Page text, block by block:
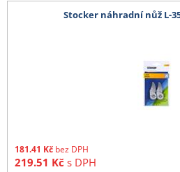
Stocker náhradní nůž L-
181.41 Kč bez DPH
219.51 Kč s DPH